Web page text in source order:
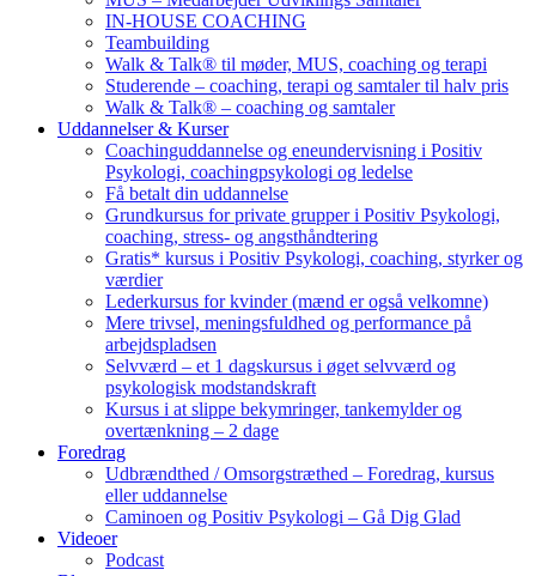
IN-HOUSE COACHING
Teambuilding
Walk & Talk® til møder, MUS, coaching og terapi
Studerende – coaching, terapi og samtaler til halv pris
Walk & Talk® – coaching og samtaler
Uddannelser & Kurser
Coachinguddannelse og eneundervisning i Positiv
Psykologi, coachingpsykologi og ledelse
Få betalt din uddannelse
Grundkursus for private grupper i Positiv Psykologi,
coaching, stress- og angsthåndtering
Gratis* kursus i Positiv Psykologi, coaching, styrker og
værdier
Lederkursus for kvinder (mænd er også velkomne)
Mere trivsel, meningsfuldhed og performance på
arbejdspladsen
Selvværd – et 1 dagskursus i øget selvværd og
psykologisk modstandskraft
Kursus i at slippe bekymringer, tankemylder og
overtænkning – 2 dage
Foredrag
Udbrændthed / Omsorgstræthed – Foredrag, kursus
eller uddannelse
Caminoen og Positiv Psykologi – Gå Dig Glad
Videoer
Podcast